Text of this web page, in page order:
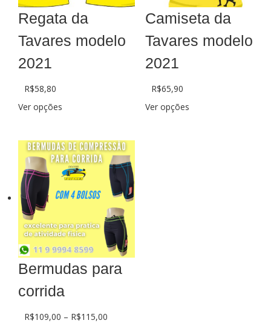
Regata da
Tavares modelo
2021
R$58,80
Ver opções
Camiseta da
Tavares modelo
2021
R$65,90
Ver opções
Bermudas para
corrida
R$109,00 – R$115,00